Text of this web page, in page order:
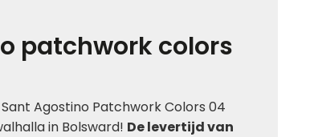
patchwork colors
Agostino Patchwork Colors 04
in Bolsward! De levertijd van